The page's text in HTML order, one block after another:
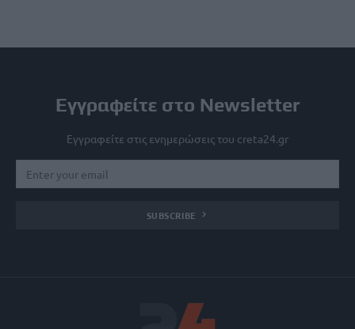
Εγγραφείτε στο Newsletter
Εγγραφείτε στις ενημερώσεις του creta24.gr
SUBSCRIBE